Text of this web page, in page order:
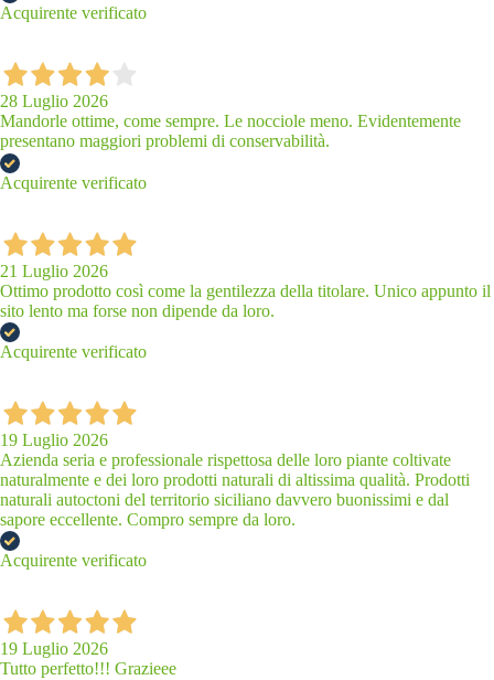
Acquirente verificato
28 Luglio 2026
Mandorle ottime, come sempre. Le nocciole meno. Evidentemente
presentano maggiori problemi di conservabilità.
Acquirente verificato
21 Luglio 2026
Ottimo prodotto così come la gentilezza della titolare. Unico appunto il
sito lento ma forse non dipende da loro.
Acquirente verificato
19 Luglio 2026
Azienda seria e professionale rispettosa delle loro piante coltivate
naturalmente e dei loro prodotti naturali di altissima qualità. Prodotti
naturali autoctoni del territorio siciliano davvero buonissimi e dal
sapore eccellente. Compro sempre da loro.
Acquirente verificato
19 Luglio 2026
Tutto perfetto!!! Grazieee